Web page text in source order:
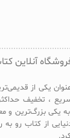
آنلاین
یکی از
، تخفیف
یکی بزرگ‌ترین و
از کتاب رو